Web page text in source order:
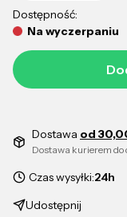
Dostępność:
Na wyczerpaniu
Dostawa od
Dostawa kurierem do
Czas wysyłki:24h
Udostępnij